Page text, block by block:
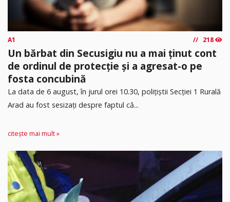
A1 218
Un bărbat din Secusigiu nu a mai ținut cont
de ordinul de protecție și a agresat-o pe
fosta concubină
​La data de 6 august, în jurul orei 10.30, polițiștii Secției 1 Rurală
Arad au fost sesizați despre faptul că...
citește mai mult »